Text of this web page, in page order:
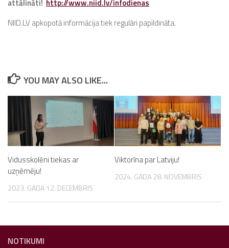
attālināti! http://www.niid.lv/infodienas
NIID.LV apkopotā informācija tiek regulāri papildināta.
YOU MAY ALSO LIKE...
Vidusskolēni tiekas ar
uzņēmēju!
2023. GADA 12. DECEMBRIS
Viktorīna par Latviju!
2024. GADA 28. NOVEMBRIS
NOTIKUMI